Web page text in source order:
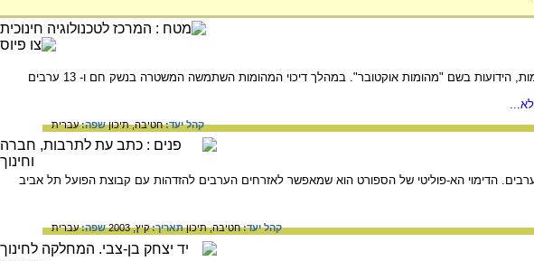
כאות הזדהות עם אינתיפאדת אל-אקצה, פתחו אזרחי ישראל הערבים בהפגנות אלימות, הידועות בשם "מהומות אוקטובר". במהלך דיכוי המהומות השתמשה המשטרה בנשק חם ו- 13 ערבים
קהל יעד:חטיבה,תיכוןשפה:עברית
הדימוי הא-פוליטי של הספורט הוא שמאפשר לאזרחים הערבים להזדהות עם קבוצת הפועל תל אביב
קהל יעד:חטיבה,תיכוןתאריך:קיץ, 2003 שפה:עברית